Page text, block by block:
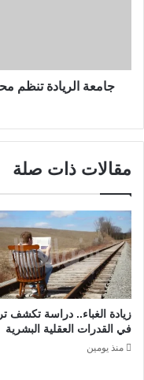
جامعة الريادة تنظم
مقالات ذات صلة
زيادة الغباء.. دراسة تكشف
في القدرات العقلية البشرية
منذ يومين